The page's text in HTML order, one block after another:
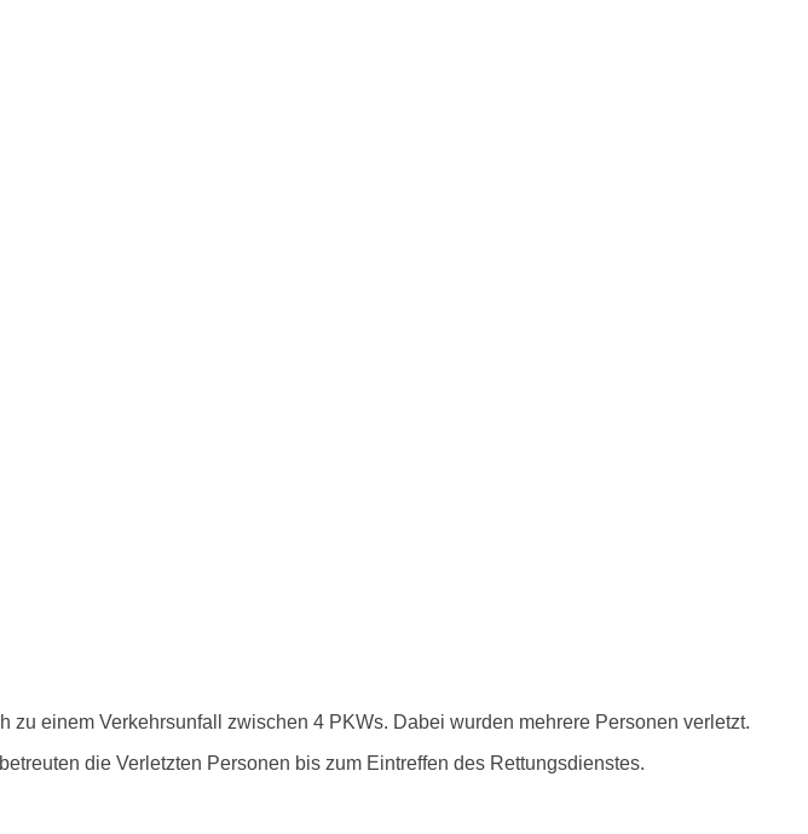
einem Verkehrsunfall zwischen 4 PKWs. Dabei wurden mehrere Personen verletzt.
die Verletzten Personen bis zum Eintreffen des Rettungsdienstes.